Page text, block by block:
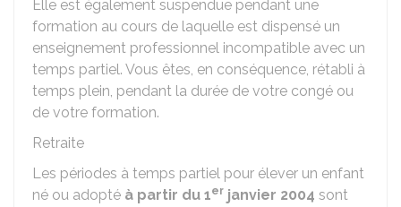
Elle est également suspendue pendant une
formation au cours de laquelle est dispensé un
enseignement professionnel incompatible avec un
temps partiel. Vous êtes, en conséquence, rétabli à
temps plein, pendant la durée de votre congé ou
de votre formation.
Retraite
Les périodes à temps partiel pour élever un enfant
né ou adopté à partir du 1er janvier 2004 sont